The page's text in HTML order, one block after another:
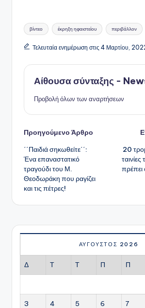
Ετικέτες:
βίντεο έκρηξη ηφαιστείου περιβάλλον
Τελευταία ενημέρωση στις 4 Μαρτίου,
Αίθουσα σύνταξης -
Προβολή όλων των αναρτήσεων
Πλοήγηση
δημοσιεύσεων
Προηγούμενο Άρθρο
΄΄Παιδιά σηκωθείτε΄΄:
Ένα επαναστατικό
τραγούδι του Μ.
Θεοδωράκη που ραγίζει
και τις πέτρες!
20
ΑΎΓΟΥΣΤΟΣ 2026
Δ Τ Τ Π Π
3 4 5 6 7